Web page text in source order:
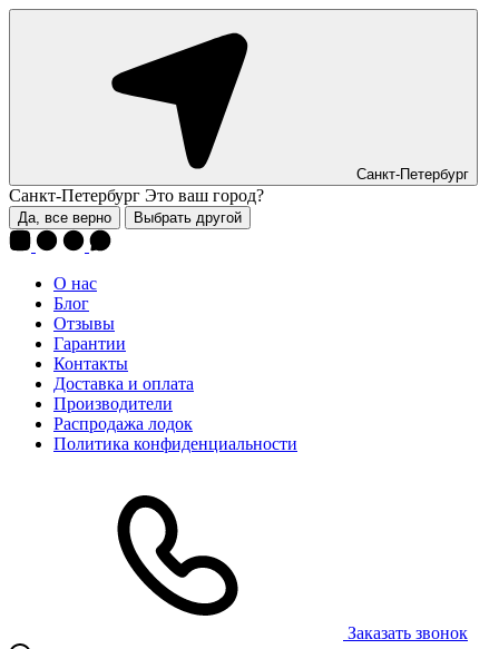
Санкт-Петербург
Санкт-Петербург Это ваш город?
Да, все верно Выбрать другой
О нас
Блог
Отзывы
Гарантии
Контакты
Доставка и оплата
Производители
Распродажа лодок
Политика конфиденциальности
Заказать звонок